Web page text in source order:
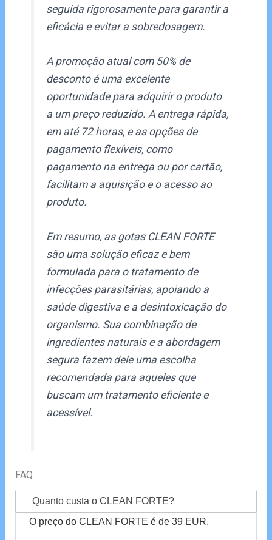
seguida rigorosamente para garantir a
eficácia e evitar a sobredosagem.
A promoção atual com 50% de
desconto é uma excelente
oportunidade para adquirir o produto
a um preço reduzido. A entrega rápida,
em até 72 horas, e as opções de
pagamento flexíveis, como
pagamento na entrega ou por cartão,
facilitam a aquisição e o acesso ao
produto.
Em resumo, as gotas CLEAN FORTE
são uma solução eficaz e bem
formulada para o tratamento de
infecções parasitárias, apoiando a
saúde digestiva e a desintoxicação do
organismo. Sua combinação de
ingredientes naturais e a abordagem
segura fazem dele uma escolha
recomendada para aqueles que
buscam um tratamento eficiente e
acessível.
FAQ
Quanto custa o CLEAN FORTE?
O preço do CLEAN FORTE é de 39 EUR.